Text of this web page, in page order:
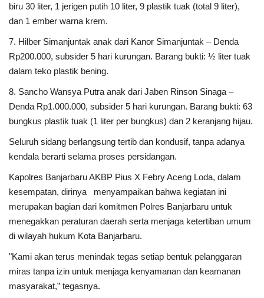
biru 30 liter, 1 jerigen putih 10 liter, 9 plastik tuak (total 9 liter),
dan 1 ember warna krem.
7. Hilber Simanjuntak anak dari Kanor Simanjuntak – Denda
Rp200.000, subsider 5 hari kurungan. Barang bukti: ½ liter tuak
dalam teko plastik bening.
8. Sancho Wansya Putra anak dari Jaben Rinson Sinaga –
Denda Rp1.000.000, subsider 5 hari kurungan. Barang bukti: 63
bungkus plastik tuak (1 liter per bungkus) dan 2 keranjang hijau.
Seluruh sidang berlangsung tertib dan kondusif, tanpa adanya
kendala berarti selama proses persidangan.
Kapolres Banjarbaru AKBP Pius X Febry Aceng Loda, dalam
kesempatan, dirinya menyampaikan bahwa kegiatan ini
merupakan bagian dari komitmen Polres Banjarbaru untuk
menegakkan peraturan daerah serta menjaga ketertiban umum
di wilayah hukum Kota Banjarbaru.
"Kami akan terus menindak tegas setiap bentuk pelanggaran
miras tanpa izin untuk menjaga kenyamanan dan keamanan
masyarakat,” tegasnya.